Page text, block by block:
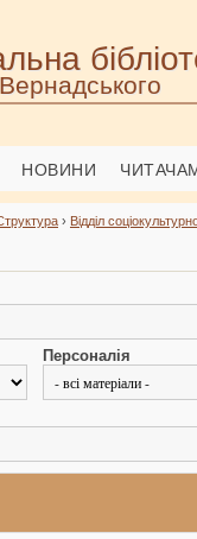
НОВИНИ
› Відділ
Персоналія